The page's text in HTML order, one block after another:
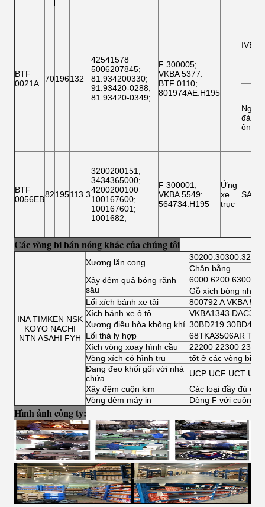
BTF
0021A
70196132
42541578
5006207845;
81.934200330;
91.93420-0288;
81.93420-0349;
F 300005;
VKBA 5377:
BTF 0110;
801974AE.H195
Người
đàn
ông
BTF
0056EB82195113.3
3200200151 ;
3434365000;
4200200100
100167600;
100167601 ;
1001682;
F 300001 ;
VKBA 5549:
564734.H195
Ứng
xe
trục
SAF
Các vòng bi bán nóng khác của chúng tôi
INA TIMKEN NSK
KOYO NACHI
NTN ASAHI FYH
Xương lăn cong
Chân bằng
Xây đệm quả bóng rãnh
sâu
Gỗ xích bóng nhỏ
Lối xích bánh xe tải
800792 A VKBA
Xích bánh xe ô tô
VKBA1343
Xương điều hòa không khí 30BD219 30BD40
Lối thả ly hợp
68TKA3506AR
Xích vòng xoay hình cầu
22200 22300
Vòng xích có hình trụ
tốt ở các vòng bi
Đang đeo khối gối với nhà
chứa
UCP UCF UCT
Xây đệm cuộn kim
Các loại đầy đủ
Vòng đệm máy in
Dòng F với cuộn
Hình ảnh công ty: